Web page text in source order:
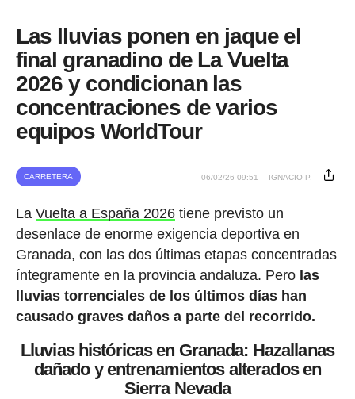
Las lluvias ponen en jaque el
final granadino de La Vuelta
2026 y condicionan las
concentraciones de varios
equipos WorldTour
CARRETERA 06/02/26 09:51 IGNACIO P.
La Vuelta a España 2026tiene previsto un
desenlace de enorme exigencia deportiva en
Granada, con las dos últimas etapas concentradas
íntegramente en la provincia andaluza. Pero las
lluvias torrenciales de los últimos días han
causado graves daños a parte del recorrido.
Lluvias históricas en Granada: Hazallanas
dañado y entrenamientos alterados en
Sierra Nevada